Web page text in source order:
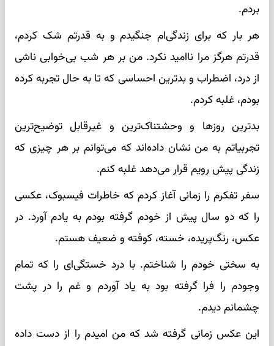
بردم.
هر بار که برای زندگی‌ام جنگیدم و به قدرتم شک کردم،
قدرتم هرگز مرا ناامید نکرد. من بر هر شب بی‌خوابی ناشی
از درد، اضطراب و بدترین احساسی که تا به حال تجربه کرده
بودم، غلبه کردم.
بدترین روزها و وحشتناک‌ترین و غیرقابل توضیح‌ترین
تجربیاتم به من نشان داده‌اند که می‌توانم بر هر چیزی که
زندگی پیش رویم قرار می‌دهد غلبه کنم.
سفر تفکرم را زمانی آغاز کردم که خاطرات فیسبوک، عکسی
را که دو سال پیش از خودم گرفته بودم به یادم آورد. در
عکس، رنگ‌پریده، خسته، کوفته و ضعیف هستم.
به سختی خودم را شناختم. با درد خستگی‌ای را که تمام
وجودم را فرا گرفته بود به یاد آوردم و غم را در پشت
چشمانم دیدم.
این عکس زمانی گرفته شد که من امیدم را از دست داده